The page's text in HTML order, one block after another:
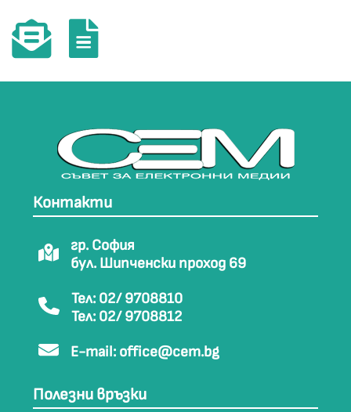
Контакти
гр. София
бул. Шипченски проход 69
Тел: 02/ 9708810
Тел: 02/ 9708812
E-mail: office@cem.bg
Полезни връзки